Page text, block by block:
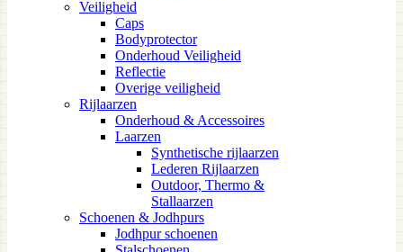
Veiligheid
Caps
Bodyprotector
Onderhoud Veiligheid
Reflectie
Overige veiligheid
Rijlaarzen
Onderhoud & Accessoires
Laarzen
Synthetische rijlaarzen
Lederen Rijlaarzen
Outdoor, Thermo &
Stallaarzen
Schoenen & Jodhpurs
Jodhpur schoenen